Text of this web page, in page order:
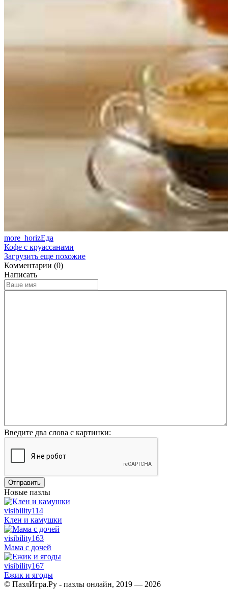
more_horizЕда
Кофе с круассанами
Загрузить еще похожие
Комментарии (0)
Написать
Введите два слова с картинки:
Отправить
Новые пазлы
visibility114
Клен и камушки
visibility163
Мама с дочей
visibility167
Ежик и ягоды
© ПазлИгра.Ру - пазлы онлайн, 2019 — 2026